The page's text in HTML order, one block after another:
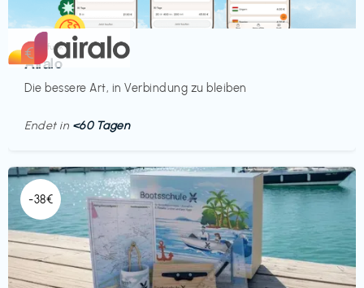
Mobilfunk
Airalo
Die bessere Art, in Verbindung zu bleiben
€‎
Endet in <60 Tagen
-38€